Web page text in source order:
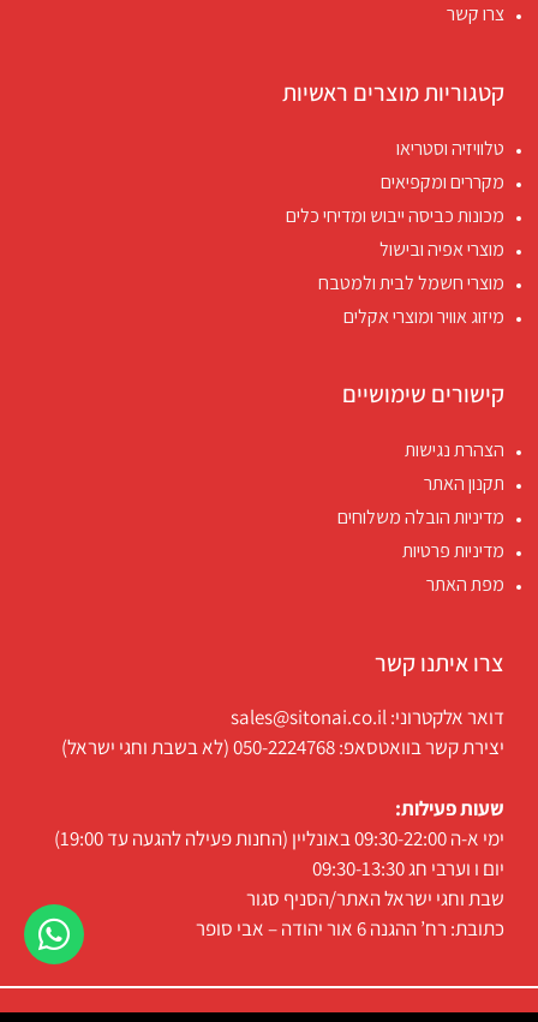
צרו קשר
קטגוריות מוצרים ראשיות
טלוויזיה וסטריאו
מקררים ומקפיאים
מכונות כביסה ייבוש ומדיחי כלים
מוצרי אפיה ובישול
מוצרי חשמל לבית ולמטבח
מיזוג אוויר ומוצרי אקלים
קישורים שימושיים
הצהרת נגישות
תקנון האתר
מדיניות הובלה משלוחים
מדיניות פרטיות
מפת האתר
צרו איתנו קשר
דואר אלקטרוני: sales@sitonai.co.il
יצירת קשר בוואטסאפ: 050-2224768 (לא בשבת וחגי ישראל)
שעות פעילות:
ימי א-ה 09:30-22:00 באונליין (החנות פעילה להגעה עד 19:00)
יום ו וערבי חג 09:30-13:30
שבת וחגי ישראל האתר/הסניף סגור
כתובת: רח’ ההגנה 6 אור יהודה – אבי סופר